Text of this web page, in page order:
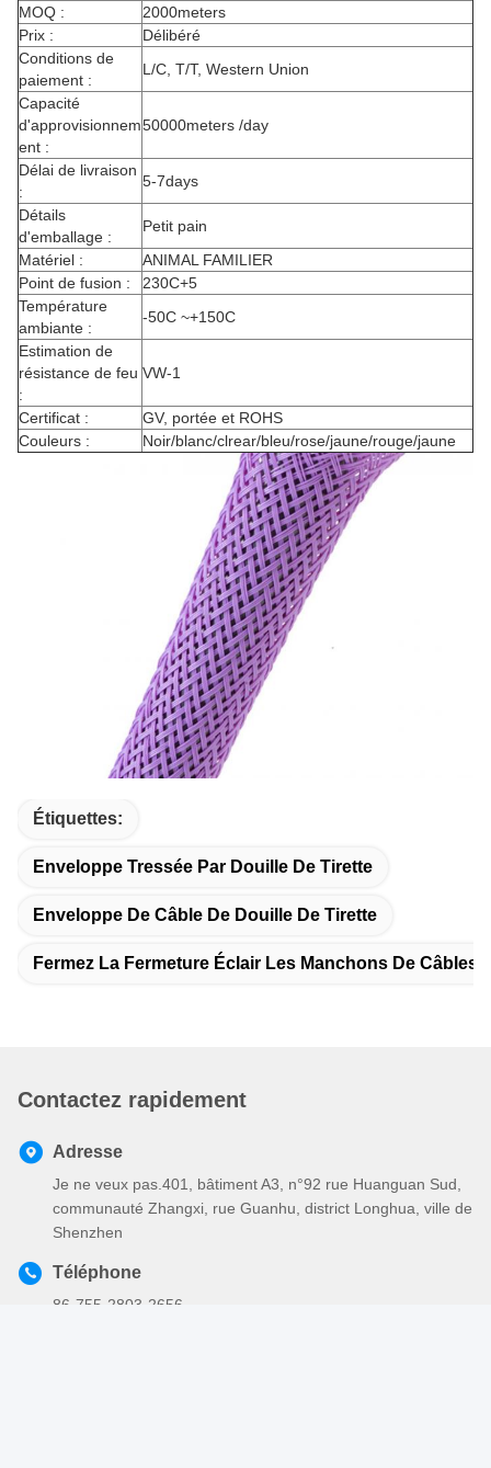
MOQ :
2000meters
Prix :
Délibéré
Conditions de
paiement :
L/C, T/T, Western Union
Capacité
d'approvisionnem
ent :
50000meters /day
Délai de livraison
:
5-7days
Détails
d'emballage :
Petit pain
Matériel :
ANIMAL FAMILIER
Point de fusion :
230C+5
Température
ambiante :
-50C ~+150C
Estimation de
résistance de feu
:
VW-1
Certificat :
GV, portée et ROHS
Couleurs :
Noir/blanc/clrear/bleu/rose/jaune/rouge/jaune
Étiquettes:
Enveloppe Tressée Par Douille De Tirette
Enveloppe De Câble De Douille De Tirette
Fermez La Fermeture Éclair Les Manchons De Câbles
Contactez rapidement
Adresse
Je ne veux pas.401, bâtiment A3, n°92 rue Huanguan Sud,
communauté Zhangxi, rue Guanhu, district Longhua, ville de
Shenzhen
Téléphone
86-755-2803-2656